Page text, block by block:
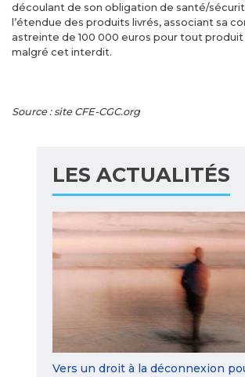
découlant de son obligation de santé/
l’étendue des produits livrés, associant sa
astreinte de 100 000 euros pour tout produit
malgré cet interdit.
Source : site CFE-CGC.org
LES ACTUALITÉS
Vers un droit à la déconnexion